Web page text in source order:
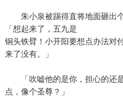
朱小泉被踢得直将地面砸出个
「想起来了，五九是
铜头铁臂！小开阳要想点办法对
来了没有。」
「吹嘘他的是你，担心的还是
点，像个圣尊？」